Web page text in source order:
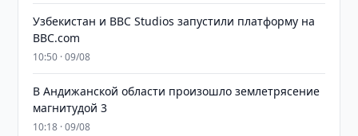
Узбекистан и BBC Studios запустили платформу на
BBC.com
10:50 · 09/08
В Андижанской области произошло землетрясение
магнитудой 3
10:18 · 09/08